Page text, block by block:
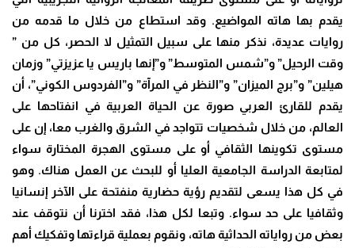
يقدم بها هاته المواضيع. وقد استطاع من خلال ما قدمه من
روايات عديدة، نذكر منها على سبيل التمثيل لا الحصر، كل من ”
وقت الرحيل” و”شمس المتوسط” و”إنها باريس يا عزيزتي” وزمان
هيلين” و”برج الميزان” و”النظر في المرآة” و”الفردوس الكوني”، أن
يقدم للقارئ العربي صورة عن الحياة العربية في انفتاحها على
العالم، من خلال شخصيات تتواجد في الشرق والغرب معا، إن على
مستوى تكوينها الثقافي أو على مستوى الهجرة المختارة سواء
لمتابعة الدراسة الجامعية العليا أو للبحث عن العمل هناك. وهو
في كل هذا يسعى لتقديم رؤية حضارية منفتحة على الآخر إنسانيا
وثقافيا على حد سواء. وتبعا لكل هذا، فقد اخترنا أن نتوقف عند
بعض من رواياته الحداثية هاته، ونقوم بعملية قراءتها وتفكيك أهم